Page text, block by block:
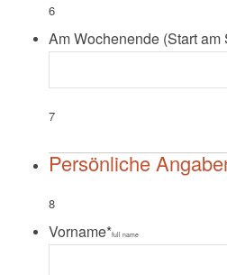
6
Am Wochenende (Start am
7
Persönliche
8
Vorname*full name